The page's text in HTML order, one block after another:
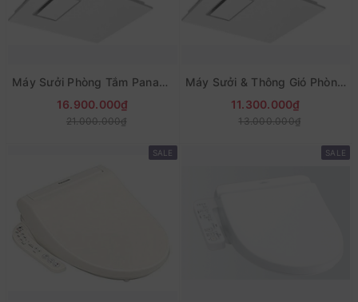
Máy Sưởi Phòng Tắm Panasonic FY-22UG6V Âm Trần
16.900.000₫
21.000.000₫
Máy Sưởi & Thông Gió Phòng Tắm Panasonic FY-13UG6V Âm Trần
11.300.000₫
13.000.000₫
SALE SALE